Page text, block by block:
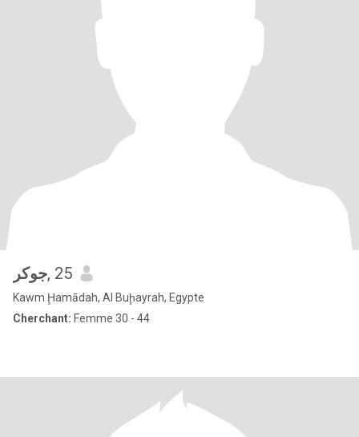
جوكر, 25
Kawm Ḩamādah, Al Buḩayrah, Egypte
Cherchant: Femme 30 - 44